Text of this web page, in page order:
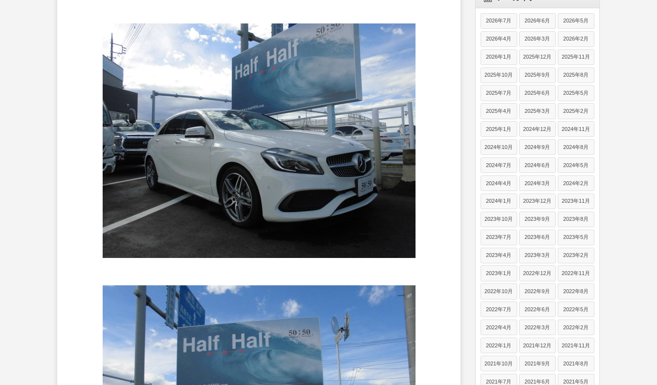
2026年7月 2026年6月 2026年5月
2026年4月 2026年3月 2026年2月
2026年1月 2025年12月 2025年11月
2025年10月 2025年9月 2025年8月
2025年7月 2025年6月 2025年5月
2025年4月 2025年3月 2025年2月
2025年1月 2024年12月 2024年11月
2024年10月 2024年9月 2024年8月
2024年7月 2024年6月 2024年5月
2024年4月 2024年3月 2024年2月
2024年1月 2023年12月 2023年11月
2023年10月 2023年9月 2023年8月
2023年7月 2023年6月 2023年5月
2023年4月 2023年3月 2023年2月
2023年1月 2022年12月 2022年11月
2022年10月 2022年9月 2022年8月
2022年7月 2022年6月 2022年5月
2022年4月 2022年3月 2022年2月
2022年1月 2021年12月 2021年11月
2021年10月 2021年9月 2021年8月
2021年7月 2021年6月 2021年5月